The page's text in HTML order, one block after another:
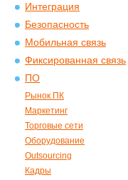
Интеграция
Безопасность
Мобильная связь
Фиксированная связь
ПО
Рынок ПК
Маркетинг
Торговые сети
Оборудование
Outsourcing
Кадры